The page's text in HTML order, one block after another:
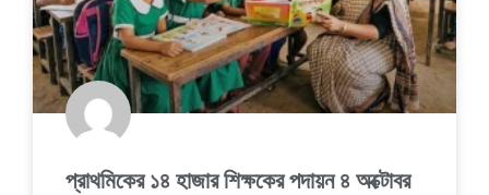
প্রাথমিকের ১৪ হাজার শিক্ষকের পদায়ন ৪ অক্টোবর